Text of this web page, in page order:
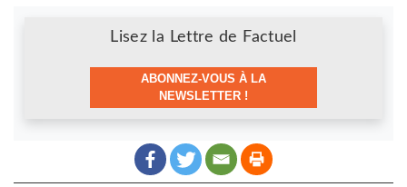
Lisez la Lettre de Factuel
ABONNEZ-VOUS À LA
NEWSLETTER !